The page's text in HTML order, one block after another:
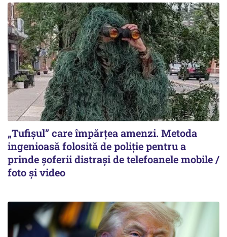
„Tufișul” care împărțea amenzi. Metoda
ingenioasă folosită de poliție pentru a
prinde șoferii distrași de telefoanele mobile /
foto și video